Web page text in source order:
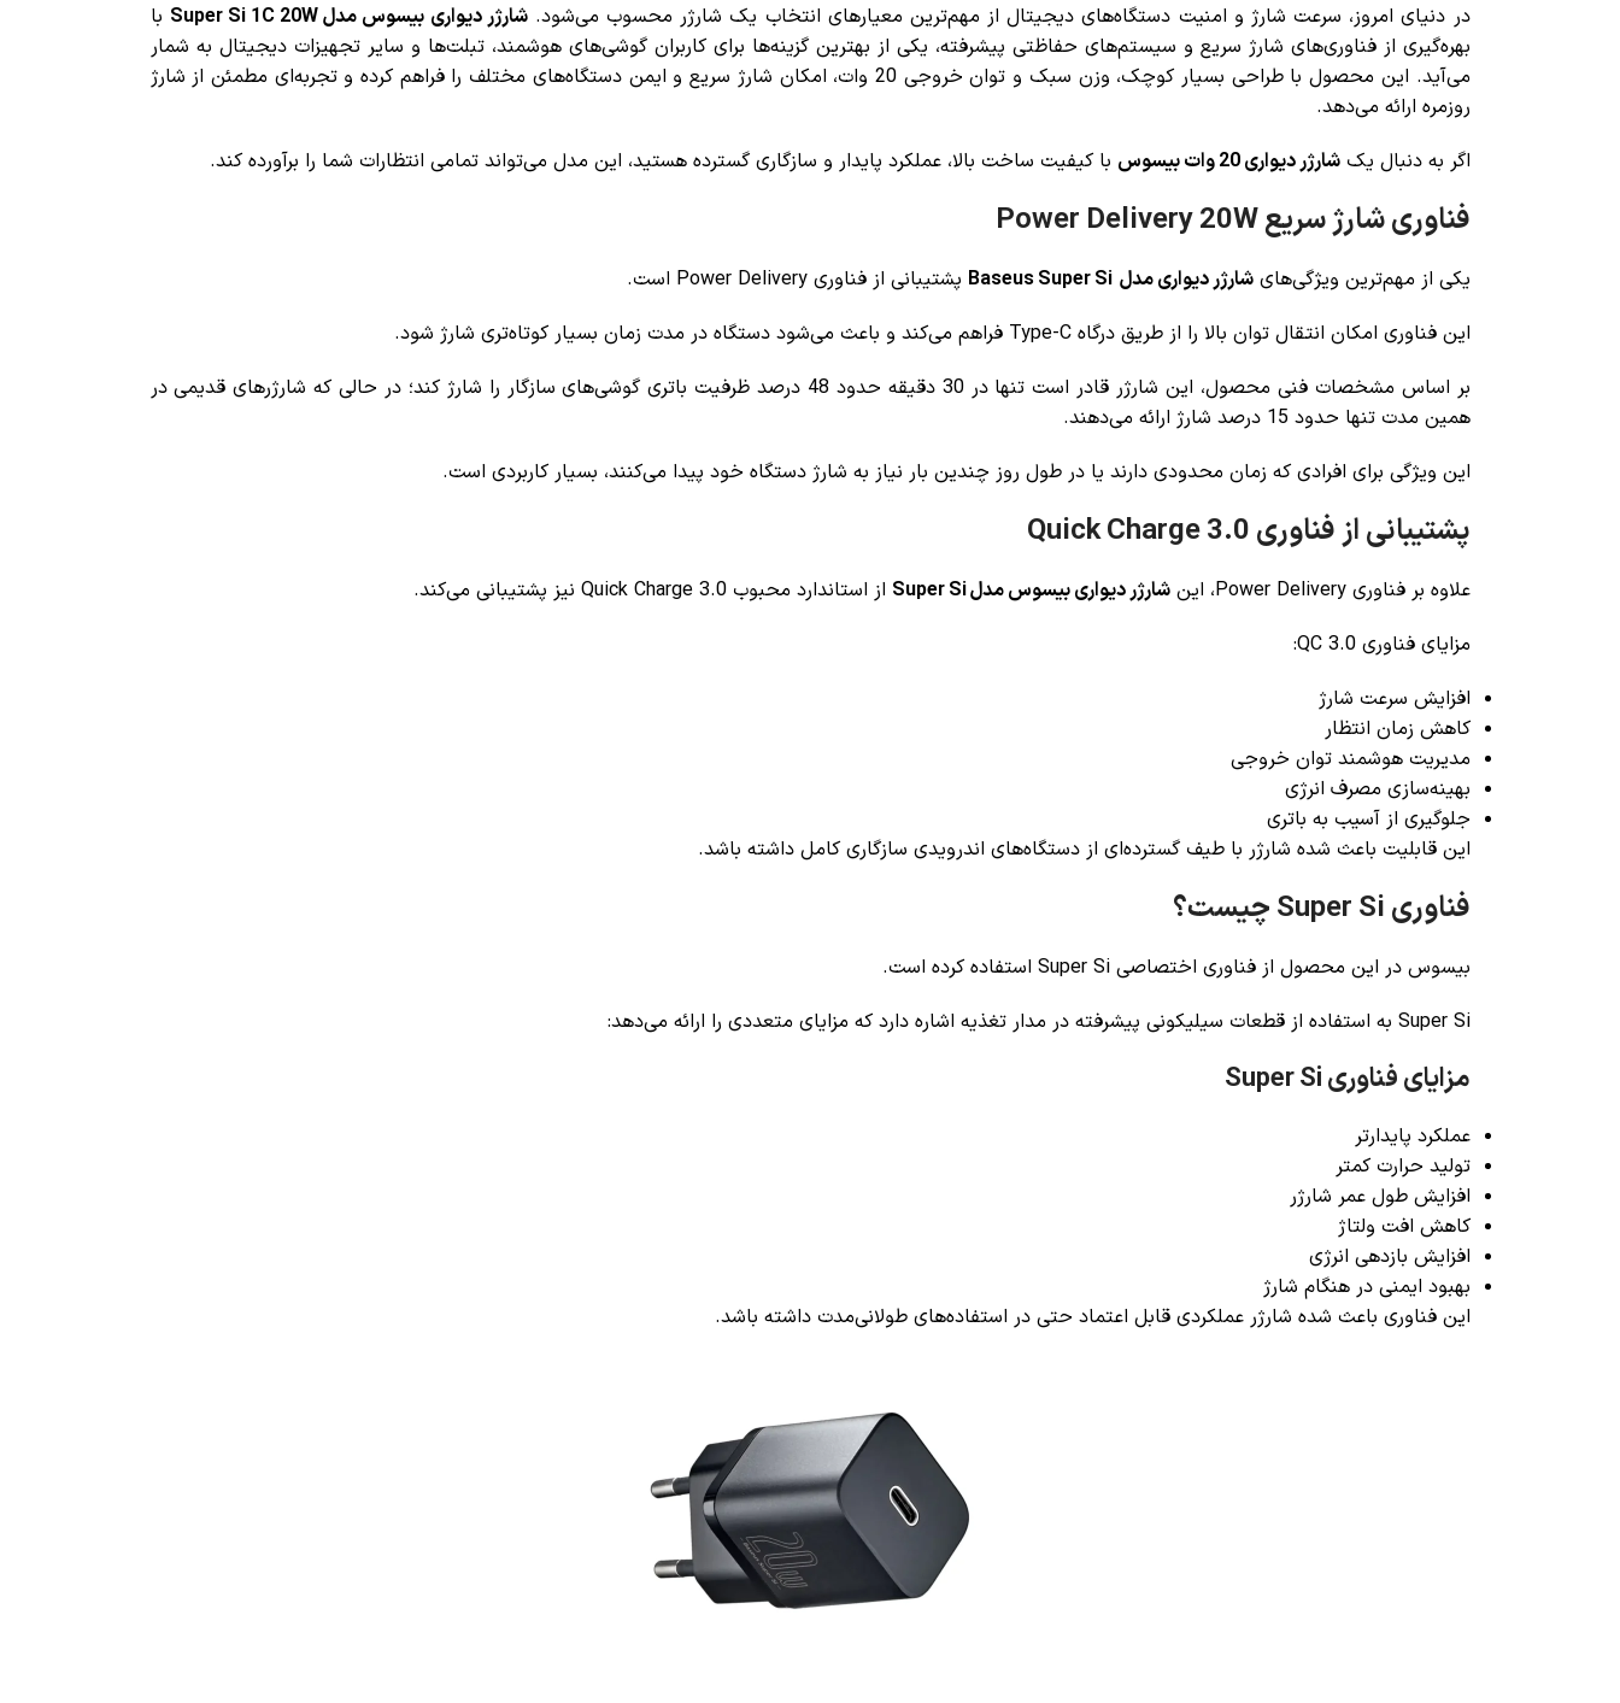
در دنیای امروز، سرعت شارژ و امنیت دستگاه‌های دیجیتال از مهم‌ترین معیارهای انتخاب یک شارژر محسوب می‌شود.شارژر دیواری بیسوس مدل Super Si 1C 20W
با
بهره‌گیری از فناوری‌های شارژ سریع و سیستم‌های حفاظتی پیشرفته، یکی از بهترین گزینه‌ها برای کاربران گوشی‌های هوشمند، تبلت‌ها و سایر تجهیزات دیجیتال به شمار
می‌آید. این محصول با طراحی بسیار کوچک، وزن سبک و توان خروجی 20 وات، امکان شارژ سریع و ایمن دستگاه‌های مختلف را فراهم کرده و تجربه‌ای مطمئن از شارژ
روزمره ارائه می‌دهد.
اگر به دنبال یکشارژر دیواری 20 وات بیسوس با کیفیت ساخت بالا، عملکرد پایدار و سازگاری گسترده هستید، این مدل می‌تواند تمامی انتظارات شما را برآورده کند.
فناوری شارژ سریع Power Delivery 20W
یکی از مهم‌ترین ویژگی‌هایشارژر دیواری مدل Baseus Super Si
پشتیبانی از فناوری Power Delivery است.
این فناوری امکان انتقال توان بالا را از طریق درگاه Type-C فراهم می‌کند و باعث می‌شود دستگاه در مدت زمان بسیار کوتاه‌تری شارژ شود.
بر اساس مشخصات فنی محصول، این شارژر قادر است تنها در 30 دقیقه حدود 48 درصد ظرفیت باتری گوشی‌های سازگار را شارژ کند؛ در حالی که شارژرهای قدیمی در
همین مدت تنها حدود 15 درصد شارژ ارائه می‌دهند.
این ویژگی برای افرادی که زمان محدودی دارند یا در طول روز چندین بار نیاز به شارژ دستگاه خود پیدا می‌کنند، بسیار کاربردی است.
پشتیبانی از فناوری Quick Charge 3.0
علاوه بر فناوری Power Delivery، این شارژر دیواری بیسوس مدل Super Si
از استاندارد محبوب Quick Charge 3.0 نیز پشتیبانی می‌کند.
مزایای فناوری QC 3.0:
افزایش سرعت شارژ
کاهش زمان انتظار
مدیریت هوشمند توان خروجی
بهینه‌سازی مصرف انرژی
جلوگیری از آسیب به باتری
این قابلیت باعث شده شارژر با طیف گسترده‌ای از دستگاه‌های اندرویدی سازگاری کامل داشته باشد.
فناوری Super Si چیست؟
بیسوس در این محصول از فناوری اختصاصی Super Si استفاده کرده است.
Super Si به استفاده از قطعات سیلیکونی پیشرفته در مدار تغذیه اشاره دارد که مزایای متعددی را ارائه می‌دهد:
مزایای فناوری Super Si
عملکرد پایدارتر
تولید حرارت کمتر
افزایش طول عمر شارژر
کاهش افت ولتاژ
افزایش بازدهی انرژی
بهبود ایمنی در هنگام شارژ
این فناوری باعث شده شارژر عملکردی قابل اعتماد حتی در استفاده‌های طولانی‌مدت داشته باشد.